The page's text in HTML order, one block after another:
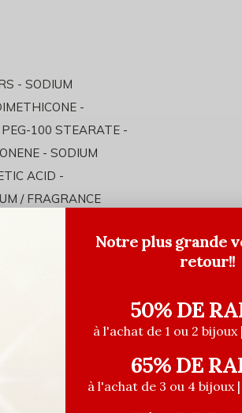
- SODIUM
-
PEG-100 STEARATE -
- SODIUM
ACID -
/ FRAGRANCE
Notre plus grande
retour!!
50% DE
à l'achat de 1 ou 2 bijoux
65% DE
à l'achat de 3 ou 4 bijoux